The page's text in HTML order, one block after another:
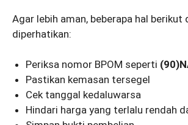
Agar lebih aman, beberapa hal berikut
diperhatikan:
Periksa nomor BPOM seperti
Pastikan kemasan tersegel
Cek tanggal kedaluwarsa
Hindari harga yang terlalu rendah